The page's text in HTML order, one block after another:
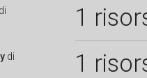
di 1
di 1